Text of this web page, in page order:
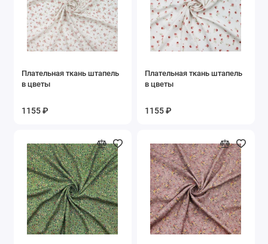
Шелк
Шерсть
Эластан
Плательная ткань штапель
в цветы
1155 ₽
Плательная ткань штапель
в цветы
1155 ₽